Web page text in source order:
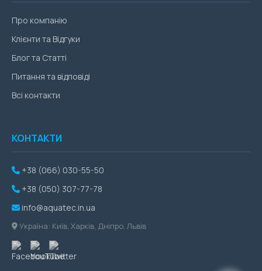
Про компанію
Клієнти та Відгуки
Блог та Статті
Питання та відповіді
Всі контакти
КОНТАКТИ
+38 (066) 030-55-50
+38 (050) 307-77-78
info@aquatec.in.ua
Україна: Київ, Харків, Дніпро, Львів